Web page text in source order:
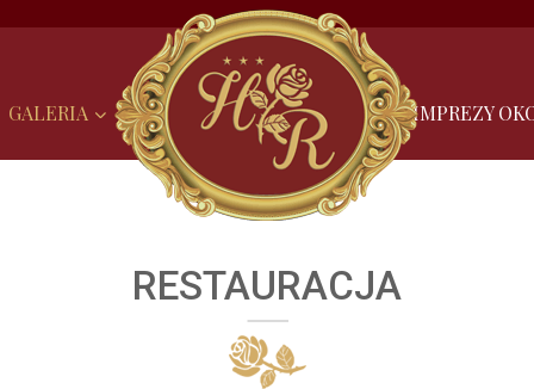
GALERIA IMPREZY
RESTAURACJA